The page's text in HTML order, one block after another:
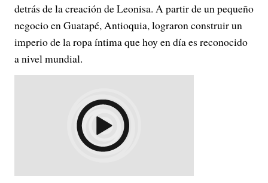
detrás de la creación de Leonisa. A partir de un pequeño
negocio en Guatapé, Antioquia, lograron construir un
imperio de la ropa íntima que hoy en día es reconocido
a nivel mundial.